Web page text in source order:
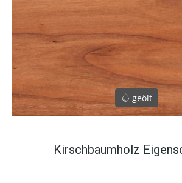
geölt
Kirschbaumholz